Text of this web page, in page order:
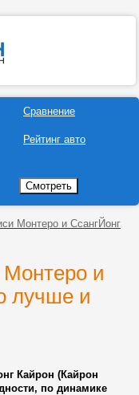
Сравнение
Рейтинг авто
Монтеро и СсангЙонг
и
лучше и
Кайрон (Кайрон
по динамике